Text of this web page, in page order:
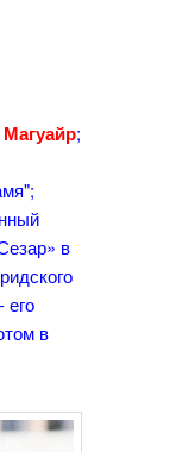
;
в
его
в